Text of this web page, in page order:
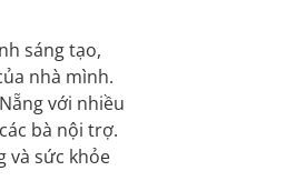
sáng tạo,
nhà mình.
với nhiều
bà nội trợ.
và sức khỏe